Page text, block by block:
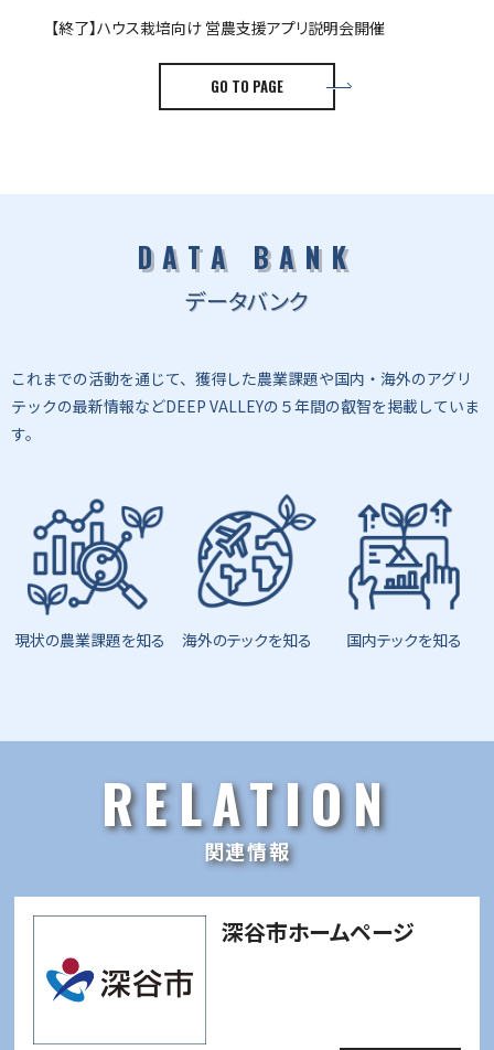
【終了】ハウス栽培向け 営農支援アプリ説明会開催
GO TO PAGE
DATA BANK
データバンク
これまでの活動を通じて、獲得した農業課題や国内・海外のアグリ
テックの最新情報などDEEP VALLEYの５年間の叡智を掲載していま
す。
現状の農業課題を知る 海外のテックを知る 国内テックを知る
RELATION
関連情報
深谷市ホームページ